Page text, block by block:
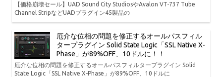
【価格崩壊セール】UAD Sound City StudiosやAvalon VT-737 Tube
Channel StripなどUADプラグイン45製品の
厄介な位相の問題を修正するオールパスフィル
タープラグイン Solid State Logic「SSL Native X-
Phase」が89%OFF、10ドルに！！
厄介な位相の問題を修正するオールパスフィルタープラグイン Solid
State Logic「SSL Native X-Phase」が89%OFF、10ドルに